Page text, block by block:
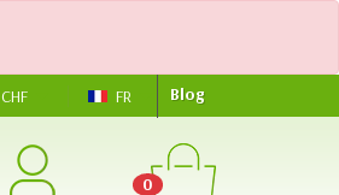
CHF FR Blog
0